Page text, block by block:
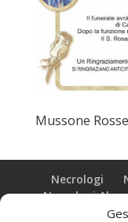
Mussone
Necrologi
Necrologi